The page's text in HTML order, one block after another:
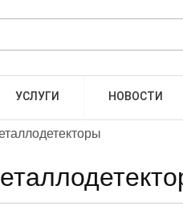
УСЛУГИ НОВОСТИ